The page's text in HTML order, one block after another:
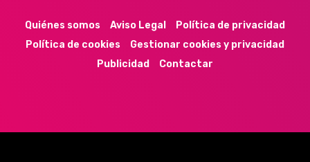
Quiénes somos Aviso Legal
Política de privacidad
Política de cookies
Gestionar cookies y privacidad
Publicidad
Contactar